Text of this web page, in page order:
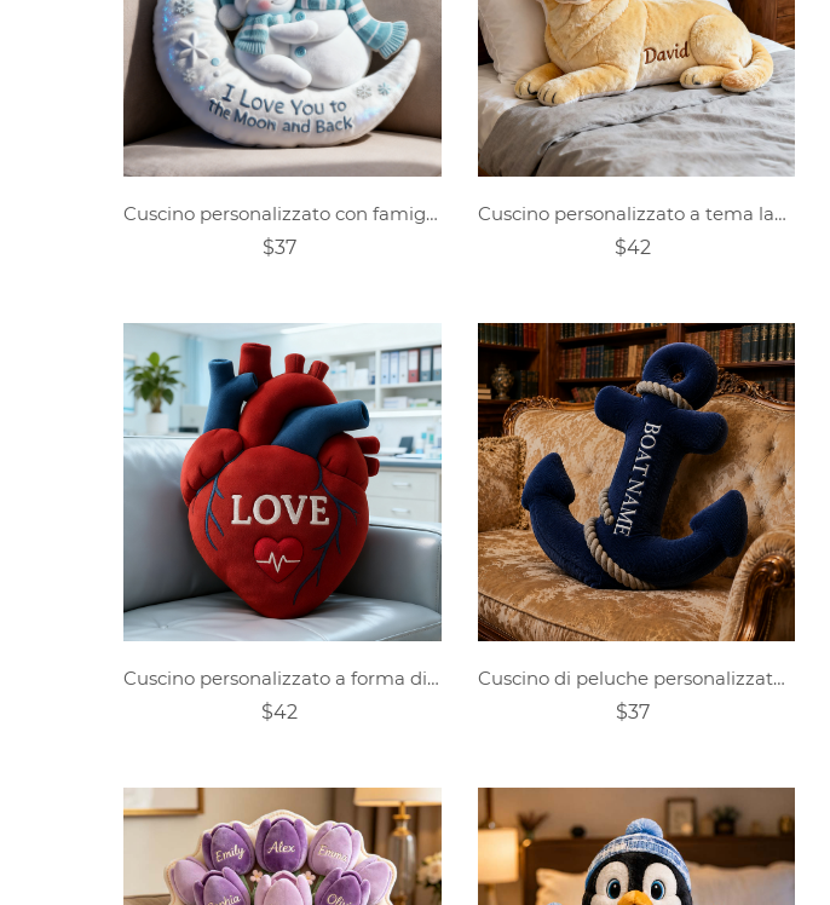
Cuscino personalizzato con famiglia di pupazzi di neve e luna
$37
Cuscino personalizzato a tema labrador
$42
Cuscino personalizzato a forma di cuore
$42
Cuscino di peluche personalizzato con ancora
$37